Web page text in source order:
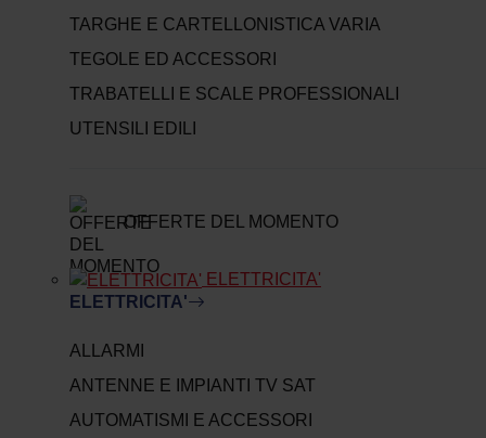
TARGHE E CARTELLONISTICA VARIA
TEGOLE ED ACCESSORI
TRABATELLI E SCALE PROFESSIONALI
UTENSILI EDILI
OFFERTE DEL MOMENTO
ELETTRICITA'
ELETTRICITA'
ALLARMI
ANTENNE E IMPIANTI TV SAT
AUTOMATISMI E ACCESSORI